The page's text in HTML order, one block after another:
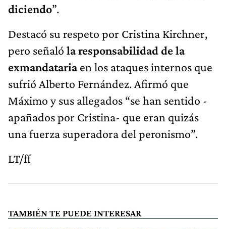
diciendo”.
Destacó su respeto por Cristina Kirchner,
pero señaló la responsabilidad de la
exmandatariaen los ataques internos que
sufrió Alberto Fernández. Afirmó que
Máximo y sus allegados “se han sentido -
apañados por Cristina- que eran quizás
una fuerza superadora del peronismo”.
LT/ff
TAMBIÉN TE PUEDE INTERESAR